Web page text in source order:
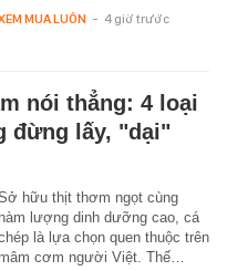
MUA LUÔN - 4 giờ trước
nói thẳng: 4 loại
đừng lấy, "dại"
hữu thịt thơm ngọt cùng
hàm lượng dinh dưỡng cao, cá
là lựa chọn quen thuộc trên
mâm cơm người Việt. Thế…